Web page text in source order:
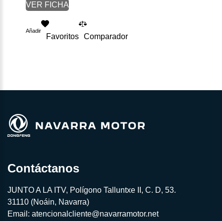
VER FICHA
Añadir
Favoritos Comparador
Contáctanos
JUNTO A LA ITV, Polígono Talluntxe II, C. D, 53.
31110 (Noáin, Navarra)
Email: atencionalcliente@navarramotor.net